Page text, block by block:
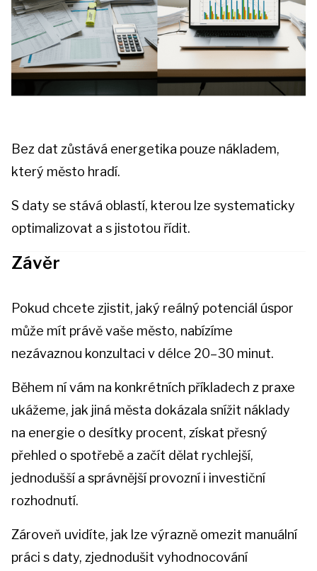
Bez dat zůstává energetika pouze nákladem,
který město hradí.
S daty se stává oblastí, kterou lze systematicky
optimalizovat a s jistotou řídit.
Závěr
Pokud chcete zjistit, jaký reálný potenciál úspor
může mít právě vaše město, nabízíme
nezávaznou konzultaci v délce 20–30 minut.
Během ní vám na konkrétních příkladech z praxe
ukážeme, jak jiná města dokázala snížit náklady
na energie o desítky procent, získat přesný
přehled o spotřebě a začít dělat rychlejší,
jednodušší a správnější provozní i investiční
rozhodnutí.
Zároveň uvidíte, jak lze výrazně omezit manuální
práci s daty, zjednodušit vyhodnocování